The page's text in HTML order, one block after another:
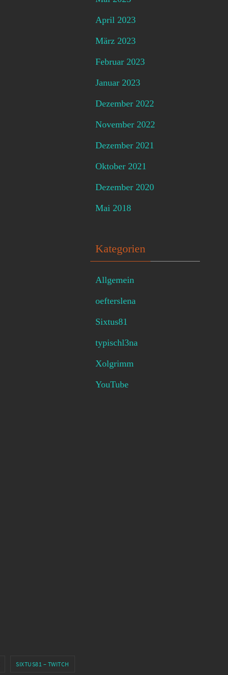
April 2023
März 2023
Februar 2023
Januar 2023
Dezember 2022
November 2022
Dezember 2021
Oktober 2021
Dezember 2020
Mai 2018
Kategorien
Allgemein
oefterslena
Sixtus81
typischl3na
Xolgrimm
YouTube
SIXTUS81 – TWITCH